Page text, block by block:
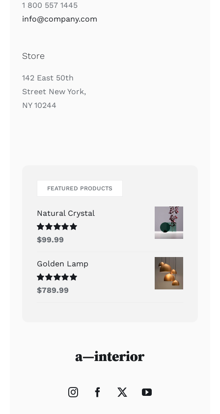
1 800 557 1445
info@company.com
Store
142 East 50th
Street New York,
NY 10244
FEATURED PRODUCTS
Natural Crystal
Rated5.00
$99.99
Golden Lamp
Rated5.00
$789.99